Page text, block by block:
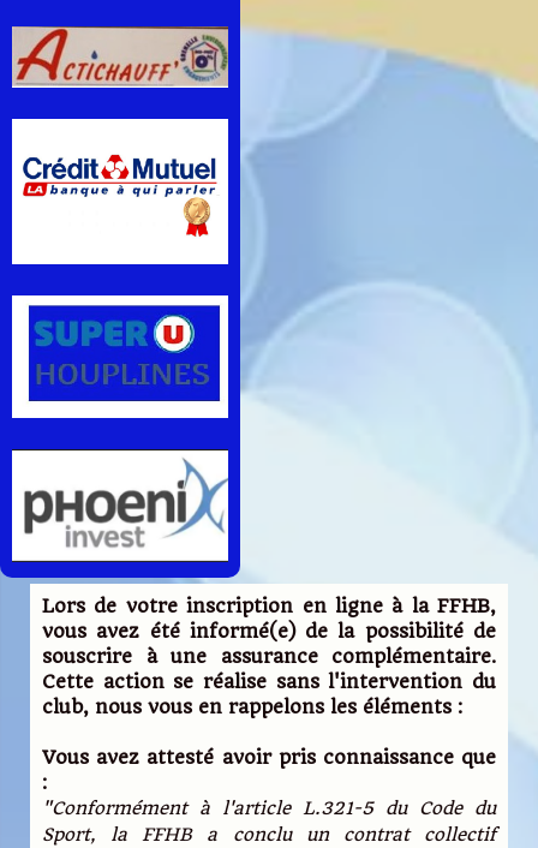
Lors de votre inscription en ligne à la FFHB,
vous avez été informé(e) de la possibilité de
souscrire à une assurance complémentaire.
Cette action se réalise sans l'intervention du
club, nous vous en rappelons les éléments :
Vous avez attesté avoir pris connaissance que
:
"Conformément à l'article L.321-5 du Code du
Sport, la FFHB a conclu un contrat collectif